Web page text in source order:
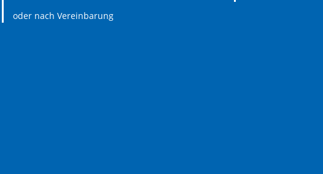
oder nach Vereinbarung